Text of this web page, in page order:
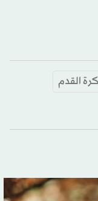
كرة القدم